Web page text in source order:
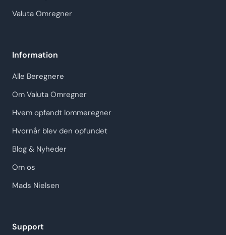
Valuta Omregner
Information
Alle Beregnere
Om Valuta Omregner
Hvem opfandt lommeregner
Hvornår blev den opfundet
Blog & Nyheder
Om os
Mads Nielsen
Support